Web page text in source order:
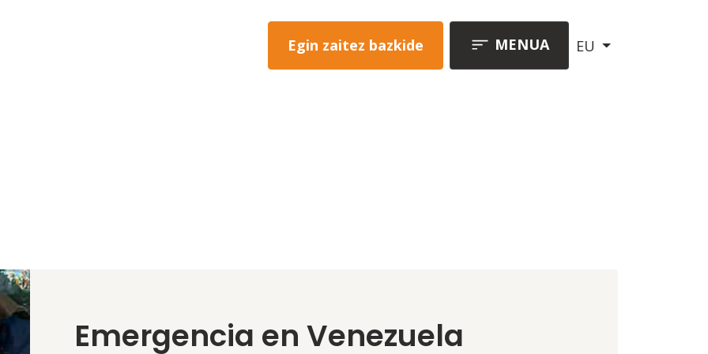
Egin zaitez bazkide
EU
MENUA
Emergencia en Venezuela